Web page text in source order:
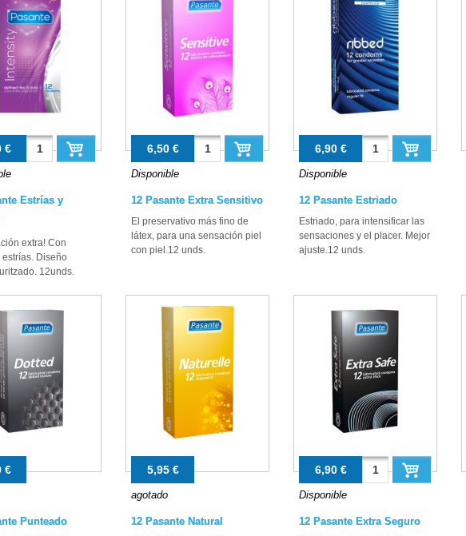
€
Estrías y
extra! Con
estrías. Diseño
12unds.
6,50 €
Disponible
12 Pasante Extra Sensitivo
El preservativo más fino de
látex, para una sensación piel
con piel.12 unds.
6,90 €
Disponible
12 Pasante Estriado
Estriado, para intensificar las
sensaciones y el placer. Mejor
ajuste.12 unds.
€
Punteado
5,95 €
agotado
12 Pasante Natural
6,90 €
Disponible
12 Pasante Extra Seguro